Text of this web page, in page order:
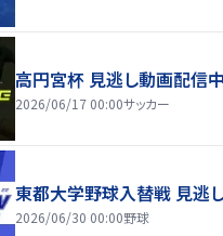
高円宮杯 見逃し動画配信中
2026/06/17 00:00サッカー
東都大学野球入替戦 見逃
2026/06/30 00:00野球